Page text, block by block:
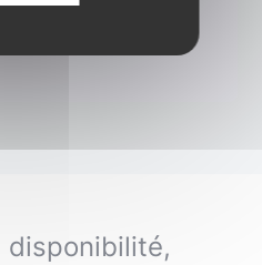
disponibilité,